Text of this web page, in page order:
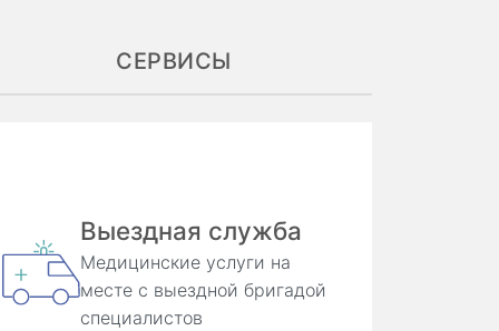
СЕРВИСЫ
Выездная служба
Медицинские услуги на
месте с выездной бригадой
специалистов